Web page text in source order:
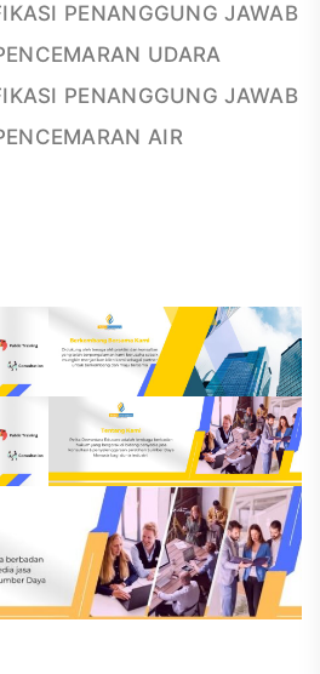
PENANGGUNG JAWAB
UDARA
PENANGGUNG JAWAB
AIR